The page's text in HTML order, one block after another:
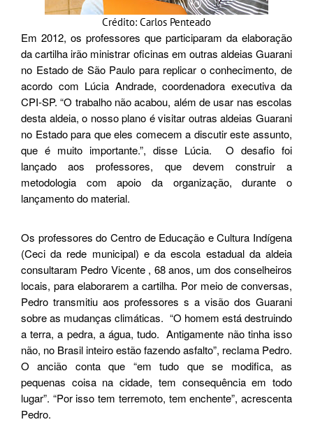
Crédito: Carlos Penteado
Em 2012, os professores que participaram da elaboração
da cartilha irão ministrar oficinas em outras aldeias Guarani
no Estado de São Paulo para replicar o conhecimento, de
acordo com Lúcia Andrade, coordenadora executiva da
CPI-SP. “O trabalho não acabou, além de usar nas escolas
desta aldeia, o nosso plano é visitar outras aldeias Guarani
no Estado para que eles comecem a discutir este assunto,
que é muito importante.”, disse Lúcia. O desafio foi
lançado aos professores, que devem construir a
metodologia com apoio da organização, durante o
lançamento do material.
Os professores do Centro de Educação e Cultura Indígena
(Ceci da rede municipal) e da escola estadual da aldeia
consultaram Pedro Vicente , 68 anos, um dos conselheiros
locais, para elaborarem a cartilha. Por meio de conversas,
Pedro transmitiu aos professores s a visão dos Guarani
sobre as mudanças climáticas. “O homem está destruindo
a terra, a pedra, a água, tudo. Antigamente não tinha isso
não, no Brasil inteiro estão fazendo asfalto”, reclama Pedro.
O ancião conta que “em tudo que se modifica, as
pequenas coisa na cidade, tem consequência em todo
lugar”. “Por isso tem terremoto, tem enchente”, acrescenta
Pedro.